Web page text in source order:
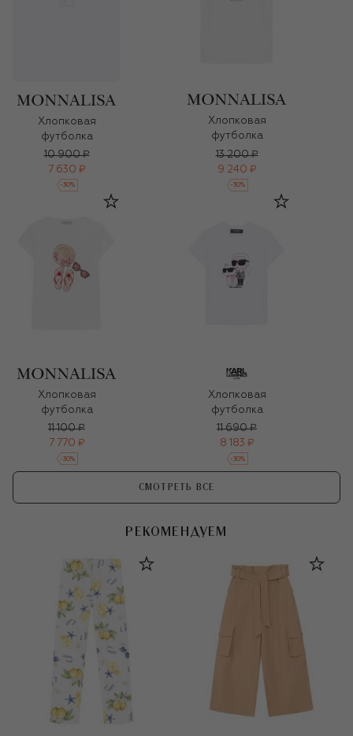
Хлопковая
футболка
10 900 ₽
7 630 ₽
-30%
Хлопковая
футболка
13 200 ₽
9 240 ₽
-30%
Хлопковая
футболка
11 100 ₽
7 770 ₽
-30%
Хлопковая
футболка
11 690 ₽
8 183 ₽
-30%
СМОТРЕТЬ ВСЕ
РЕКОМЕНДУЕМ